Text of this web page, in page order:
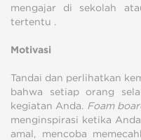
mengajar di sekolah
tertentu .
Motivasi
Tandai dan perlihatkan
bahwa setiap orang
kegiatan Anda. Foam
menginspirasi ketika
amal, mencoba